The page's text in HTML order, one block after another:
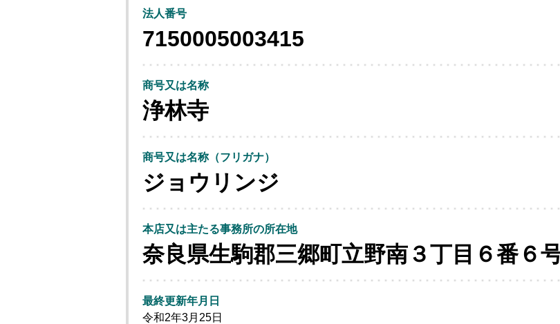
法人番号
7150005003415
商号又は名称
浄林寺
商号又は名称（フリガナ）
ジョウリンジ
本店又は主たる事務所の所在地
奈良県生駒郡三郷町立野南３丁目６番６
最終更新年月日
令和2年3月25日